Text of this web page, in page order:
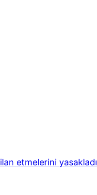
ilan etmelerini yasakladı